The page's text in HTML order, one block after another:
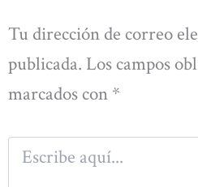
Tu dirección de correo
publicada. Los campos
marcados con *
Escribe
aquí...